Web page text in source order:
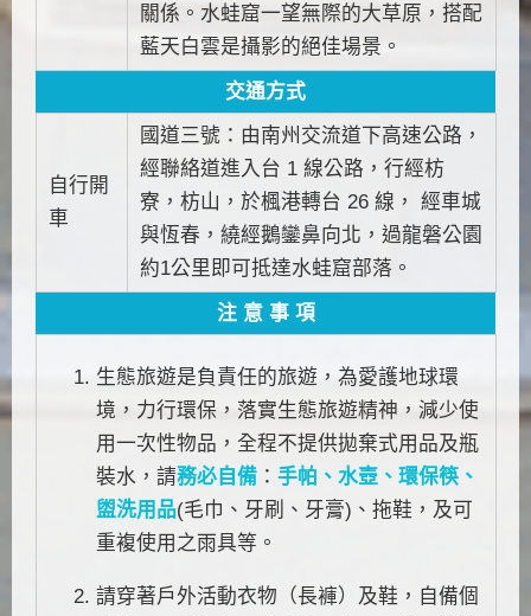
關係。水蛙窟一望無際的大草原，搭配
藍天白雲是攝影的絕佳場景。
交通方式
自行開
車
國道三號：由南州交流道下高速公路，
經聯絡道進入台 1 線公路，行經枋
寮，枋山，於楓港轉台 26 線， 經車城
與恆春，繞經鵝鑾鼻向北，過龍磐公園
約1公里即可抵達水蛙窟部落。
注 意 事 項
生態旅遊是負責任的旅遊，為愛護地球環
境，力行環保，落實生態旅遊精神，減少使
用一次性物品，全程不提供拋棄式用品及瓶
裝水，請務必自備 ： 手帕、水壺、環保筷、
盥洗用品(毛巾、牙刷、牙膏)、拖鞋，及可
重複使用之雨具等。
請穿著戶外活動衣物（長褲）及鞋，自備個